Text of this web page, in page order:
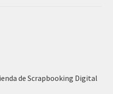
de Scrapbooking Digital